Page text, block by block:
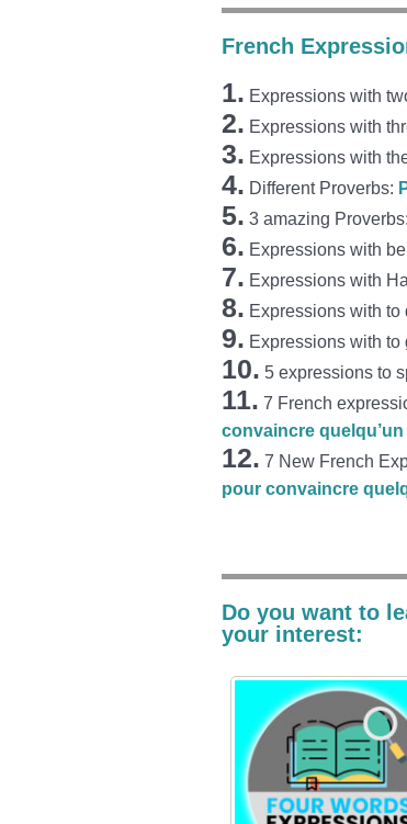
French
1. Expressions with
2. Expressions with
3. Expressions with
4. Different Proverbs:
5. 3 amazing Proverbs:
6. Expressions with
7. Expressions with
8. Expressions with to
9. Expressions with to
10. 5 expressions to
11. 7 French
convaincre quelqu’un
12. 7 New French
pour convaincre
Do you want to
your interest: